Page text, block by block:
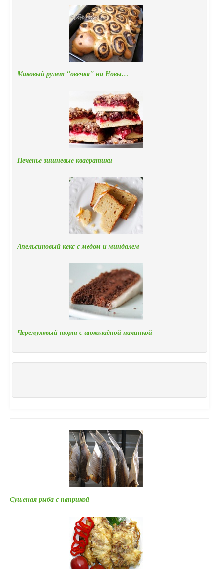
Маковый рулет "овечка" на Новы…
Печенье вишневые квадратики
Апельсиновый кекс с медом и миндалем
Черемуховый торт с шоколадной начинкой
Сушеная рыба с паприкой